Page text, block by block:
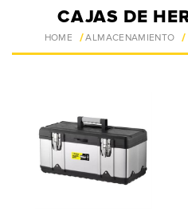
CAJAS DE
HOME ALMACENAMIENTO